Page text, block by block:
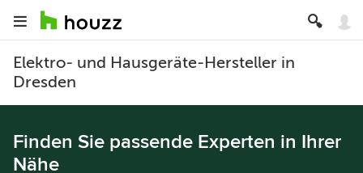
Elektro- und Hausgeräte-Hersteller in
Dresden
Finden Sie passende Experten in Ihrer
Nähe